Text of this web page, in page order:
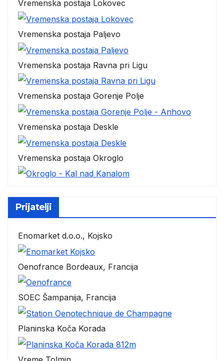
Vremenska postaja Lokovec
Vremenska postaja Paljevo
Vremenska postaja Ravna pri Ligu
Vremenska postaja Gorenje Polje
Vremenska postaja Deskle
Vremenska postaja Okroglo
Prijatelji
Enomarket d.o.o., Kojsko
Oenofrance Bordeaux, Francija
SOEC Šampanija, Francija
Planinska Koča Korada